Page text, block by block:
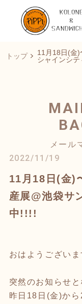
トップ
11月18日(金)
シャインシ
メール
2022/11/19
11月18日(金)
産展@池袋サ
中!!!!
おはようございま
突然のお知らせと
昨日18日(金)から